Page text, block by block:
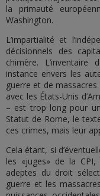
la primauté
Washington.
L’impartialité et
décisionnels des
chimère.
instance envers les
guerre et de
avec les États-Unis
– est trop long pour
Statut de Rome, le
ces crimes, mais leur
Cela étant, si
les «juges» de la
adeptes du droit
guerre et les